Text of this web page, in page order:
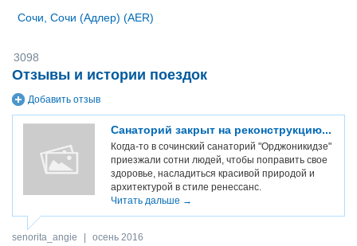
Сочи, Сочи (Адлер) (AER)
Добавить отзыв
Отзывы и истории поездок
3098
Санаторий закрыт на реконструкцию...
Когда-то в сочинский санаторий "Орджоникидзе"
приезжали сотни людей, чтобы поправить свое
здоровье, насладиться красивой природой и
архитектурой в стиле ренессанс.
Читать дальше →
senorita_angie осень 2016